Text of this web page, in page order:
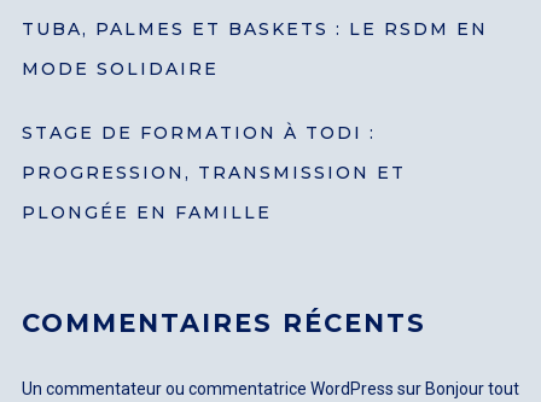
TUBA, PALMES ET BASKETS : LE RSDM EN
MODE SOLIDAIRE
STAGE DE FORMATION À TODI :
PROGRESSION, TRANSMISSION ET
PLONGÉE EN FAMILLE
COMMENTAIRES RÉCENTS
Un commentateur ou commentatrice WordPress sur Bonjour tout